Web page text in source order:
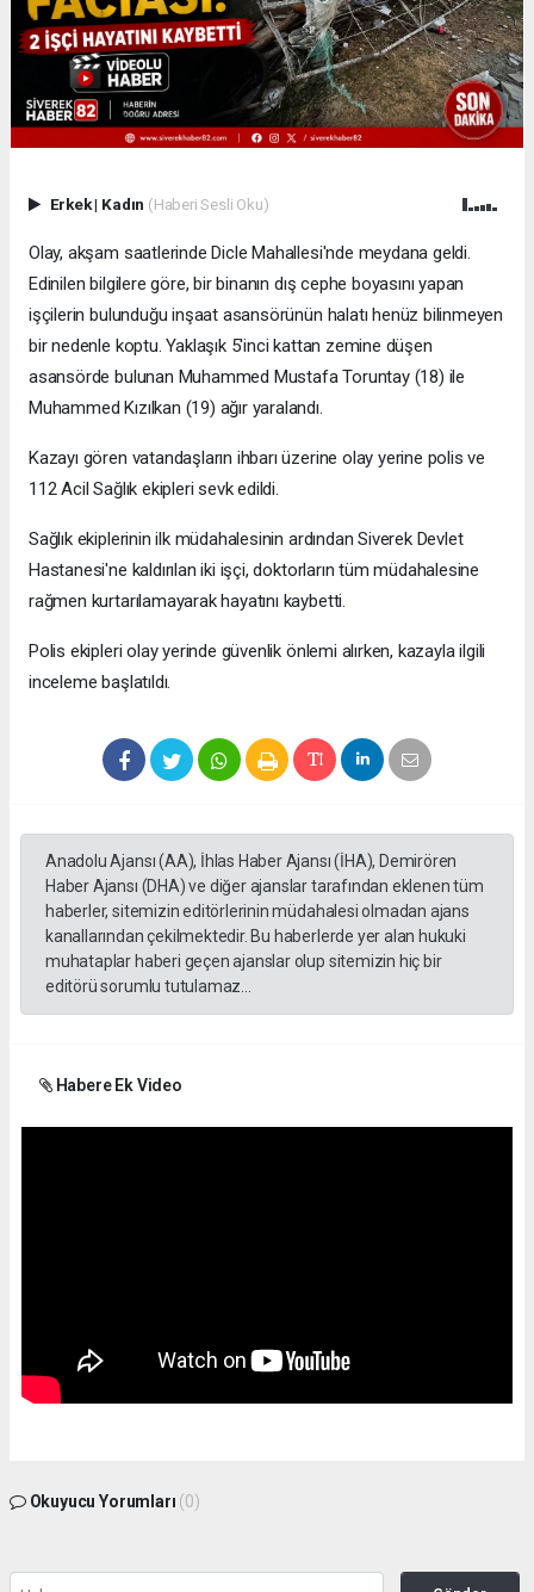
Erkek| Kadın (Haberi Sesli Oku)
Olay, akşam saatlerinde Dicle Mahallesi'nde meydana geldi.
Edinilen bilgilere göre, bir binanın dış cephe boyasını yapan
işçilerin bulunduğu inşaat asansörünün halatı henüz bilinmeyen
bir nedenle koptu. Yaklaşık 5'inci kattan zemine düşen
asansörde bulunan Muhammed Mustafa Toruntay (18) ile
Muhammed Kızılkan (19) ağır yaralandı.
Kazayı gören vatandaşların ihbarı üzerine olay yerine polis ve
112 Acil Sağlık ekipleri sevk edildi.
Sağlık ekiplerinin ilk müdahalesinin ardından Siverek Devlet
Hastanesi'ne kaldırılan iki işçi, doktorların tüm müdahalesine
rağmen kurtarılamayarak hayatını kaybetti.
Polis ekipleri olay yerinde güvenlik önlemi alırken, kazayla ilgili
inceleme başlatıldı.
Anadolu Ajansı (AA), İhlas Haber Ajansı (İHA), Demirören
Haber Ajansı (DHA) ve diğer ajanslar tarafından eklenen tüm
haberler, sitemizin editörlerinin müdahalesi olmadan ajans
kanallarından çekilmektedir. Bu haberlerde yer alan hukuki
muhataplar haberi geçen ajanslar olup sitemizin hiç bir
editörü sorumlu tutulamaz...
Habere Ek Video
Okuyucu Yorumları (0)